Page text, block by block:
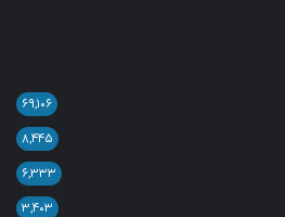
۶۹,۱۰۶
۸,۴۴۵
۶,۳۳۳
۳,۴۰۳